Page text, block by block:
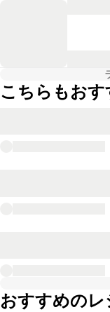
こちらもおす
おすすめのレ